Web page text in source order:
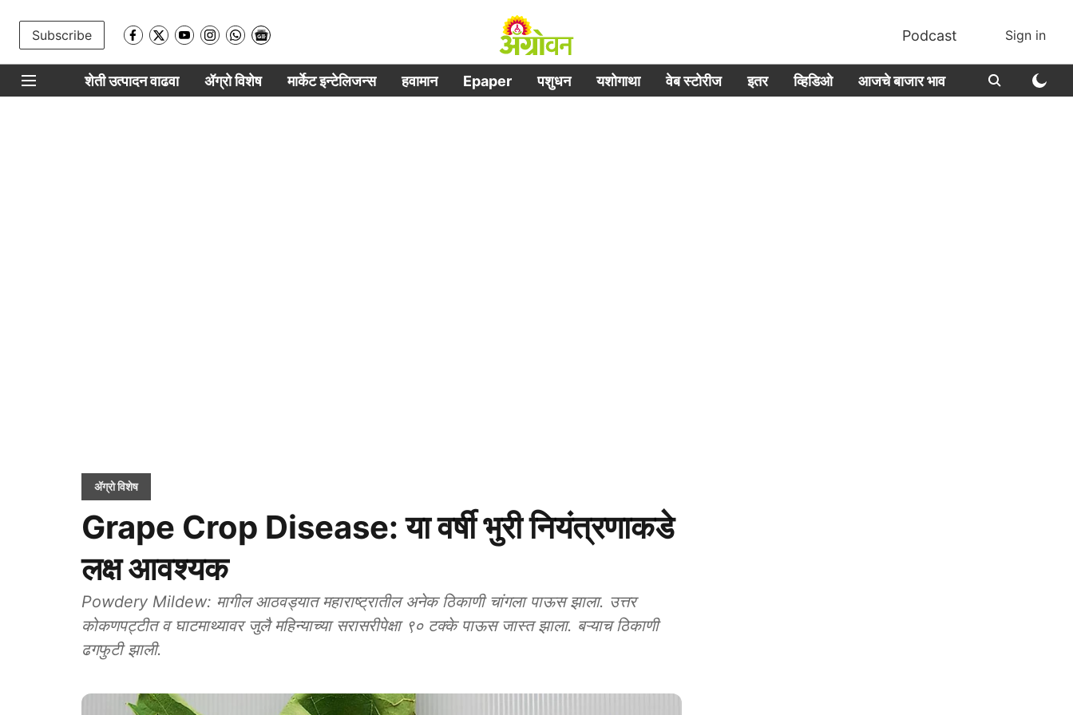
Subscribe Podcast Sign in
शेती उत्पादन वाढवा ॲग्रो विशेष मार्केट इन्टेलिजन्स हवामान Epaper पशुधन यशोगाथा वेब स्टोरीज इतर व्हिडिओ आजचे बाजार भाव
ॲग्रो विशेष
Grape Crop Disease: या वर्षी भुरी नियंत्रणाकडे
लक्ष आवश्यक
Powdery Mildew: मागील आठवड्यात महाराष्ट्रातील अनेक ठिकाणी चांगला पाऊस झाला. उत्तर
कोकणपट्टीत व घाटमाथ्यावर जुलै महिन्याच्या सरासरीपेक्षा ९० टक्के पाऊस जास्त झाला. बऱ्याच ठिकाणी
ढगफुटी झाली.